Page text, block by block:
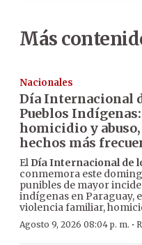
Más
Nacionales
Día Internacional
Pueblos
homicidio y
hechos más
El Día Internacional de
conmemora este
punibles de mayor
indígenas en Paraguay,
violencia familiar,
Agosto 9, 2026 08:04 p. m. ·